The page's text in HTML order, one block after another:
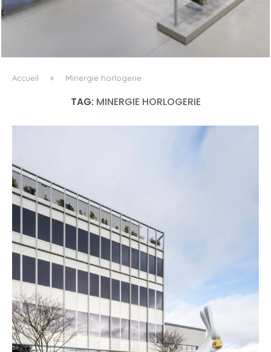
ISSEY MIYAKE AU 45 MADISON AVENUE : LE PLI COMME
PRINCIPE ARCHITECTURAL
Accueil » Minergie horlogerie
TAG: MINERGIE HORLOGERIE